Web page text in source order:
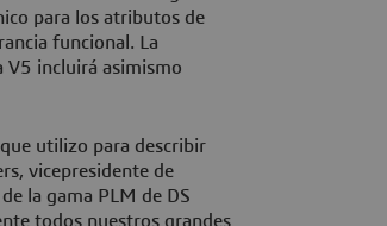
para los atributos de
funcional. La
V5 incluirá asimismo
utilizo para describir
vicepresidente de
la gama PLM de DS
todos nuestros grandes